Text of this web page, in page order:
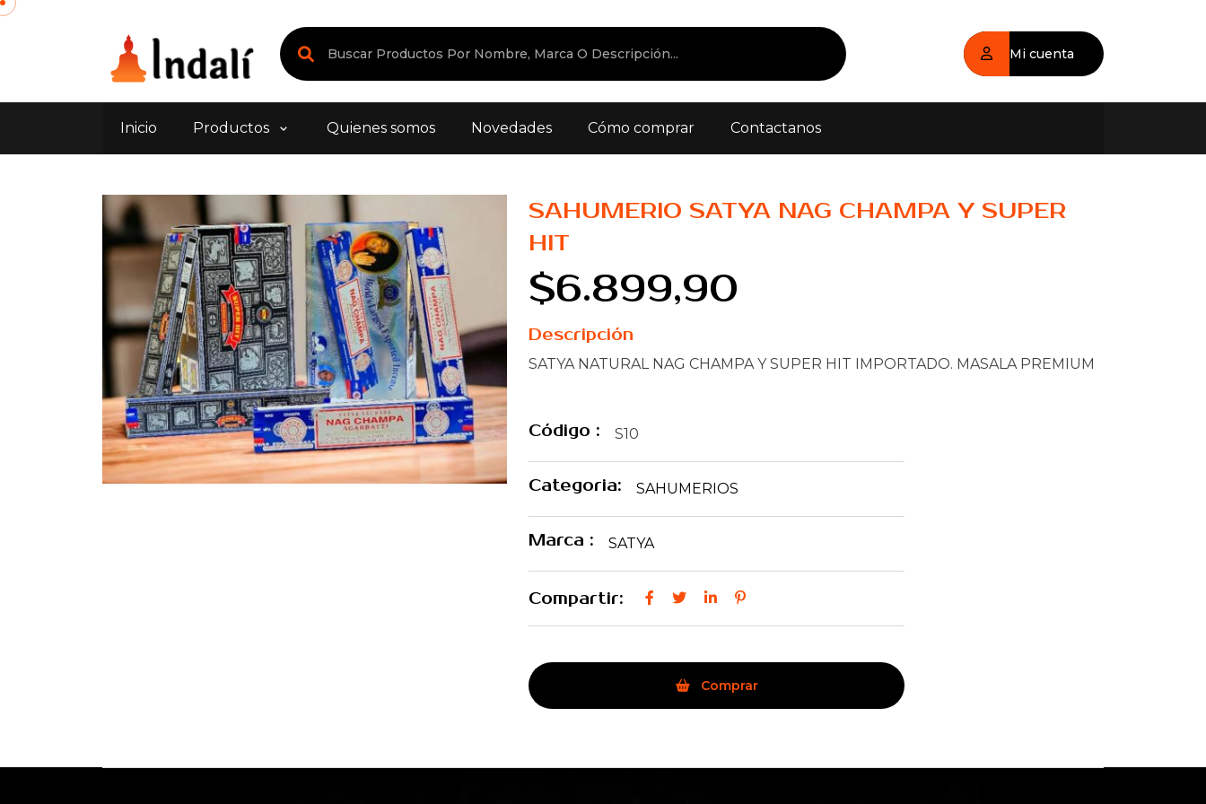
Mi cuenta
Inicio Productos Quienes somos Novedades Cómo comprar Contactanos
SAHUMERIO SATYA NAG CHAMPA Y SUPER
HIT
$6.899,90
Descripción
SATYA NATURAL NAG CHAMPA Y SUPER HIT IMPORTADO. MASALA PREMIUM
Código : S10
Categoria: SAHUMERIOS
Marca : SATYA
Compartir:
Comprar